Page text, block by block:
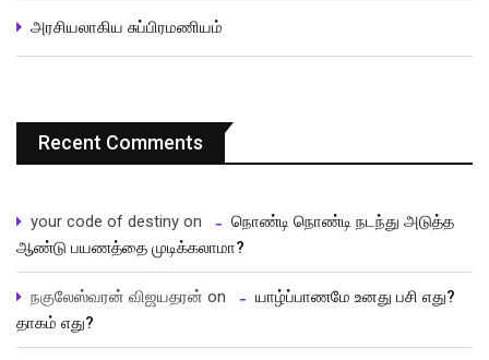
அரசியலாகிய சுப்பிரமணியம்
Recent Comments
your code of destiny on
நொண்டி நொண்டி நடந்து அடுத்த
ஆண்டு பயணத்தை முடிக்கலாமா?
நகுலேஸ்வரன் விஜயதரன் on
யாழ்ப்பாணமே உனது பசி எது?
தாகம் எது?